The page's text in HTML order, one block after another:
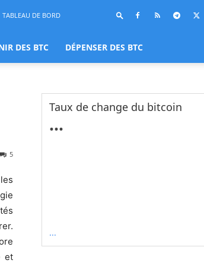
TABLEAU DE BORD
DES BTC DÉPENSER DES BTC
5
et
Taux de change du bitcoin
...
...